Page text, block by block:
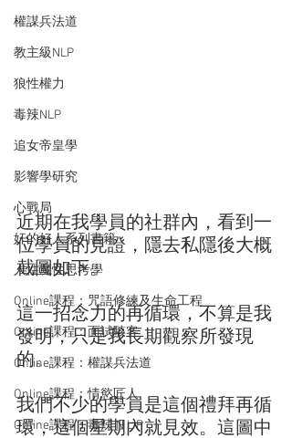
權謀兵法道
教主級NLP
狼性權力
毒辣NLP
追女帝皇學
影響學研究
心戰局
奸的好人系列書籍
人性魔性思考學
Online課程：咒語修練及生命工程
Online課程：面試駭客
Online課程：權謀兵法道
Online課程：情慾匠人
Online課程：毒辣 N L P
近期在我學員的社群內，看到一
位學員的見證，隱去私隱後大概
截圖如下。
這一招念力的再循環，不算是我
發明，只是我長期觀察所發現
的。
我們不少的學員是這個禮拜再循
環，這個星期內就見效。這圖中